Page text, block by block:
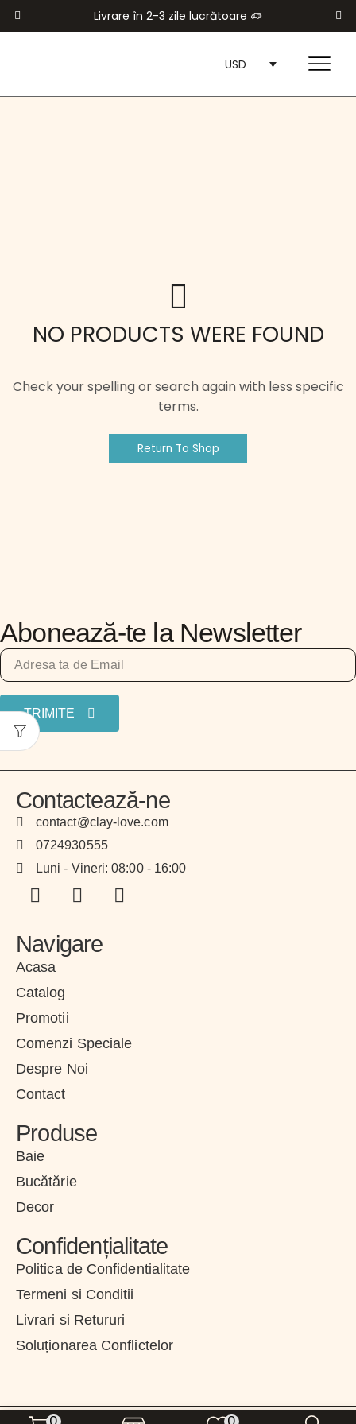
Livrare în 2-3 zile lucrătoare
USD
NO PRODUCTS WERE FOUND
Check your spelling or search again with less specific
terms.
Return To Shop
Abonează-te la Newsletter
TRIMITE
Contactează-ne
contact@clay-love.com
0724930555
Luni - Vineri: 08:00 - 16:00
Navigare
Acasa
Catalog
Promotii
Comenzi Speciale
Despre Noi
Contact
Produse
Baie
Bucătărie
Decor
Confidențialitate
Politica de Confidentialitate
Termeni si Conditii
Livrari si Retururi
Soluționarea Conflictelor